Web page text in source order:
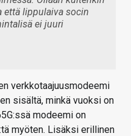
että lippulaiva socin
ei juuri
verkkotaajuusmodeemi
sisältä, minkä vuoksi on
modeemi on
myöten. Lisäksi erillinen